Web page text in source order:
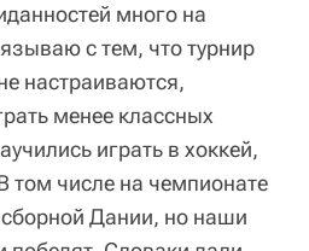
много на
с тем, что турнир
настраиваются,
менее классных
играть в хоккей,
том числе на чемпионате
Дании, но наши